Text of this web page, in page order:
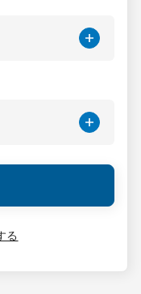
平日）
る